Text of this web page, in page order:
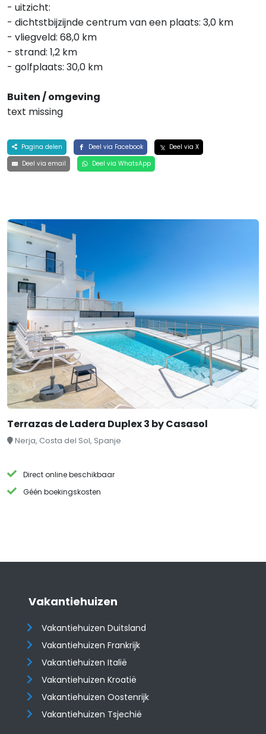
- uitzicht:
- dichtstbijzijnde centrum van een plaats: 3,0 km
- vliegveld: 68,0 km
- strand: 1,2 km
- golfplaats: 30,0 km
Buiten / omgeving
text missing
Pagina delen Deel via Facebook
Deel via X
Deel via email
Deel via WhatsApp
Terrazas de Ladera Duplex 3 by Casasol
Nerja, Costa del Sol, Spanje
Direct online beschikbaar
Géén boekingskosten
Vakantiehuizen
Vakantiehuizen Duitsland
Vakantiehuizen Frankrijk
Vakantiehuizen Italië
Vakantiehuizen Kroatië
​​​​​​​Vakantiehuizen Oostenrijk
Vakantiehuizen Tsjechië